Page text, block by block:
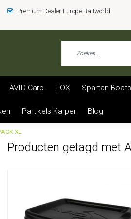
Premium Dealer Europe Baitworld
AVID Carp FOX Spartan Boats
Partikels Karper Blog
XL
Producten getagd met